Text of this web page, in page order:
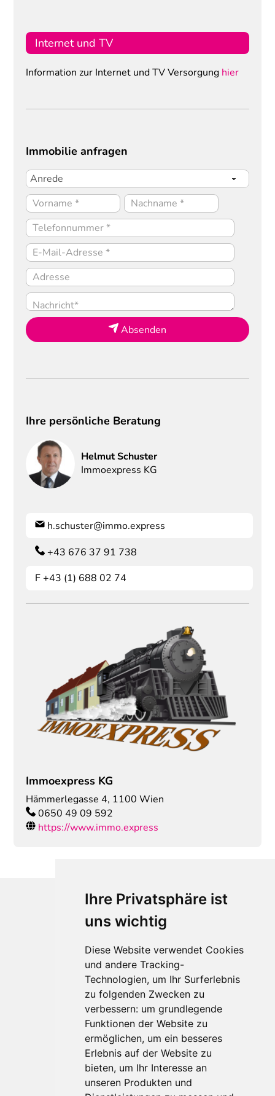
Ihre Privatsphäre ist
uns wichtig
Diese Website verwendet Cookies
und andere Tracking-
Technologien, um Ihr Surferlebnis
zu folgenden Zwecken zu
verbessern: um grundlegende
Funktionen der Website zu
ermöglichen, um ein besseres
Erlebnis auf der Website zu
bieten, um Ihr Interesse an
unseren Produkten und
Internet und TV
Information zur Internet und TV Versorgung hier
Immobilie anfragen
Absenden
Ihre persönliche Beratung
HelmutSchuster
Immoexpress KG
h.schuster@immo.express
+43 676 37 91 738
F+43 (1) 688 02 74
Immoexpress KG
Hämmerlegasse 4, 1100 Wien
0650 49 09 592
https://www.immo.express
Für Makler:innen
Über Uns
Vorteile
Kontakt
Software Partner
Teilnahme